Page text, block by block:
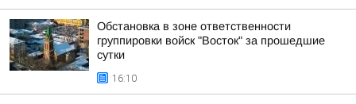
Обстановка в зоне ответственности
группировки войск "Восток" за прошедшие
сутки
16:10